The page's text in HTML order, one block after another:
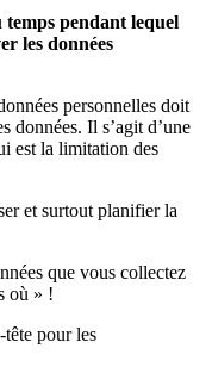
temps pendant lequel
les données
personnelles doit
données. Il s’agit d’une
est la limitation des
et surtout planifier la
que vous collectez
où » !
tête pour les